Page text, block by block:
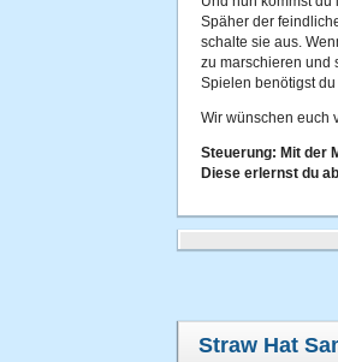
Späher der
schalte sie aus.
zu marschieren und
Spielen benötigst
Wir wünschen euch
Steuerung: Mit der
Diese erlernst du
Straw Hat